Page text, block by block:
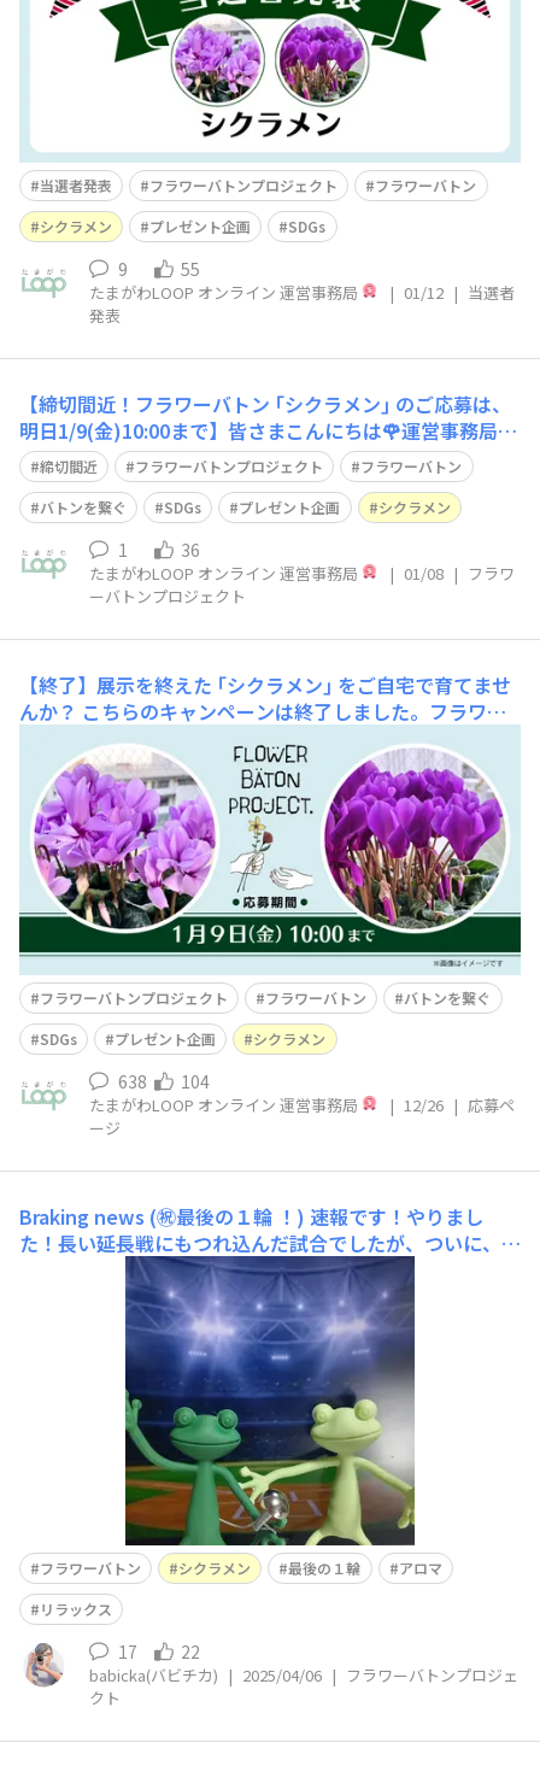
さま、本当にありがとうございます😊本
当選者発表 フラワーバトンプロジェクト
フラワーバトン
シクラメン
プレゼント企画 SDGs
9 55
たまがわLOOP オンライン 運営事務局 | 01/12 | 当選者
発表
【締切間近！フラワーバトン ｢シクラメン｣ のご応募は、
明日1/9(金)10:00まで】皆さまこんにちは🌹運営事務局で
す。いつもたまがわLOOPオンラインをご覧いただき、ま
た、フラワーバトンプロジェクトに大変多くのコメントを
投稿いただき誠にありがとうございます😊 ｢シクラメン｣
のご応募は、いよい
締切間近 フラワーバトンプロジェクト
フラワーバトン
バトンを繋ぐ
SDGs プレゼント企画 シクラメン
1 36
たまがわLOOP オンライン 運営事務局 | 01/08 | フラワ
ーバトンプロジェクト
【終了】展示を終えた ｢シクラメン｣ をご自宅で育てませ
んか？ こちらのキャンペーンは終了しました。フラワー
バトンプロジェクト抽選で30名様に ｢シクラメン｣ のバト
ンを繋ぎます！今回ご用意するのは ｢シクラメン｣ ※画
像はイメージです◆応募期間：2026年1月9日(金)10:00ま
で◆当選発表：2026年1月12日(月･祝)頃 ※ご当選の方に
のみ、マ
フラワーバトンプロジェクト フラワーバトン
バトンを繋ぐ
SDGs
プレゼント企画 シクラメン
638 104
たまがわLOOP オンライン 運営事務局 | 12/26 | 応募ペ
ージ
Braking news (㊗️最後の１輪 ！) 速報です！やりまし
た！長い延長戦にもつれ込んだ試合でしたが、ついに、ラ
スト・ワン選手に劇的な一打が出ました！まもなくヒーロ
ーインタビューが始まるもようです。Loopオンラインス
タジアムから、ケロロン🐸とゲコリン🐸が中継でお届けし
ます！(ケロ) ラスト・ワン選手、勝ち越しの満塁サヨナ
ラホームラン⚾、お
フラワーバトン シクラメン 最後の１輪
アロマ
リラックス
17 22
babicka(バビチカ) | 2025/04/06 | フラワーバトンプロジェ
クト